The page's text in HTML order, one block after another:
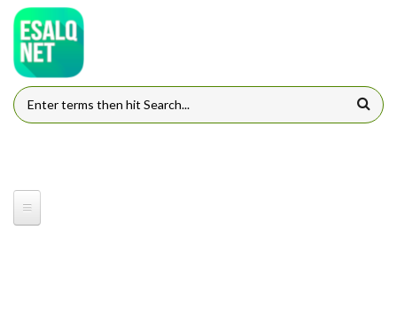
Pular para o conteúdo principal
FORMULÁRIO DE BUSCA